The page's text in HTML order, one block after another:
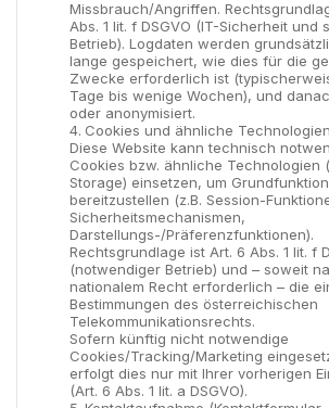
Missbrauch/Angriffen.
Abs. 1 lit. f DSGVO (IT-Sicherheit und
Betrieb). Logdaten werden
lange gespeichert, wie dies für die
Zwecke erforderlich ist
Tage bis wenige Wochen), und
oder anonymisiert.
Cookies und ähnliche Technologien
Diese Website kann technisch
Cookies bzw. ähnliche Technologien
Storage) einsetzen, um
bereitzustellen (z.B. Session-
Sicherheitsmechanismen,
Darstellungs-/Präferenzfunktionen).
Rechtsgrundlage ist Art. 6 Abs. 1 lit. f
(notwendiger Betrieb) und – soweit
nationalem Recht erforderlich – die
Bestimmungen des österreichischen
Telekommunikationsrechts.
Sofern künftig nicht notwendige
Cookies/Tracking/Marketing
erfolgt dies nur mit Ihrer vorherigen
(Art. 6 Abs. 1 lit. a DSGVO).